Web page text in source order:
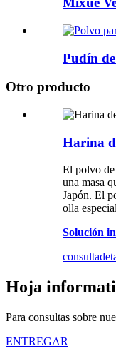
Pudín
Otro producto
Harina
El polvo de
una masa
Japón. El
olla
Solución
consulta
Hoja
Para consultas sobre
ENTREGAR